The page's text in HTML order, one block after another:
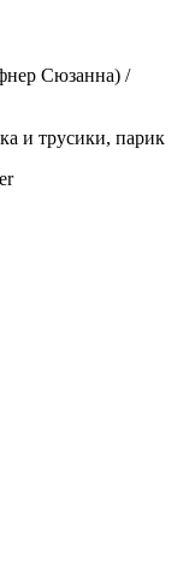
Сюзанна) /
и трусики, парик